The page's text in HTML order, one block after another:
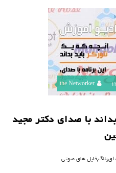
the Networker
با صدای دکتر مجید
ای,بلاگ,فایل های صوتی